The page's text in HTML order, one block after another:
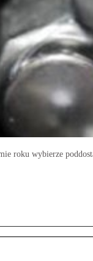
roku wybierze